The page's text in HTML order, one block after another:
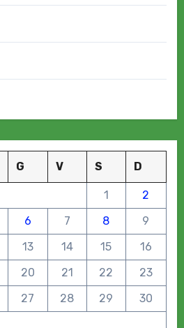
G V S D
1
2
6 7 8
9
13 14 15
16
20 21 22
23
27 28 29
30